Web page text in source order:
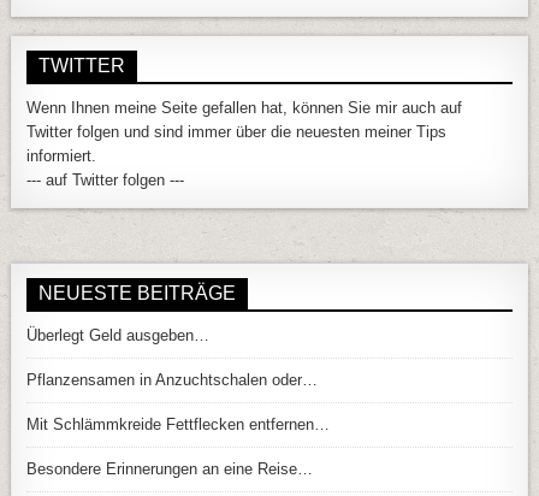
TWITTER
Wenn Ihnen meine Seite gefallen hat, können Sie mir auch auf
Twitter folgen und sind immer über die neuesten meiner Tips
informiert.
--- auf Twitter folgen ---
NEUESTE BEITRÄGE
Überlegt Geld ausgeben…
Pflanzensamen in Anzuchtschalen oder…
Mit Schlämmkreide Fettflecken entfernen…
Besondere Erinnerungen an eine Reise…